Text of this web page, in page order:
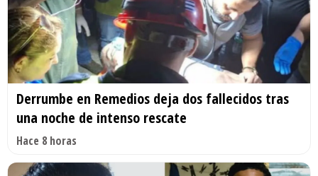
Derrumbe en Remedios deja dos fallecidos tras
una noche de intenso rescate
Hace 8 horas